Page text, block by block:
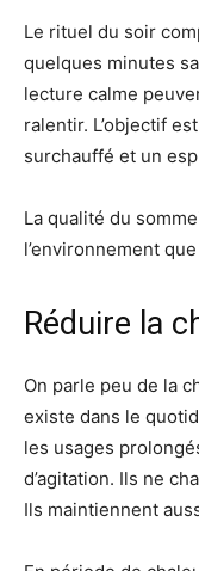
Le rituel du soir
quelques minutes
lecture calme
ralentir. L’objectif
surchauffé et un
La qualité du
l’environnement
Réduire la
On parle peu de la
existe dans le
les usages
d’agitation. Ils ne
Ils maintiennent